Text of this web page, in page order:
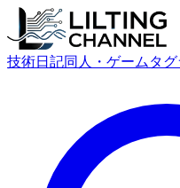
技術日記同人・ゲーム タグ